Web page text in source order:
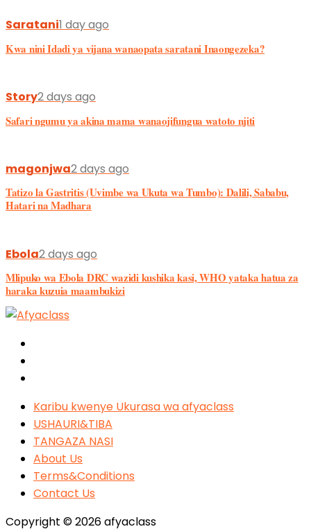
Saratani1 day ago
Kwa nini Idadi ya vijana wanaopata saratani Inaongezeka?
Story2 days ago
Safari ngumu ya akina mama wanaojifungua watoto njiti
magonjwa2 days ago
Tatizo la Gastritis (Uvimbe wa Ukuta wa Tumbo): Dalili, Sababu,
Hatari na Madhara
Ebola2 days ago
Mlipuko wa Ebola DRC wazidi kushika kasi, WHO yataka hatua za
haraka kuzuia maambukizi
Karibu kwenye Ukurasa wa afyaclass
USHAURI&TIBA
TANGAZA NASI
About Us
Terms&Conditions
Contact Us
Copyright © 2026 afyaclass